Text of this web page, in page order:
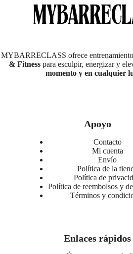
MYBARRECLASS ofrece
& Fitness para esculpir, energizar y
momento y en cualquier
Apoyo
Contacto
Mi cuenta
Envío
Política de la
Política de
Política de reembolsos y
Términos y
Enlaces rápidos